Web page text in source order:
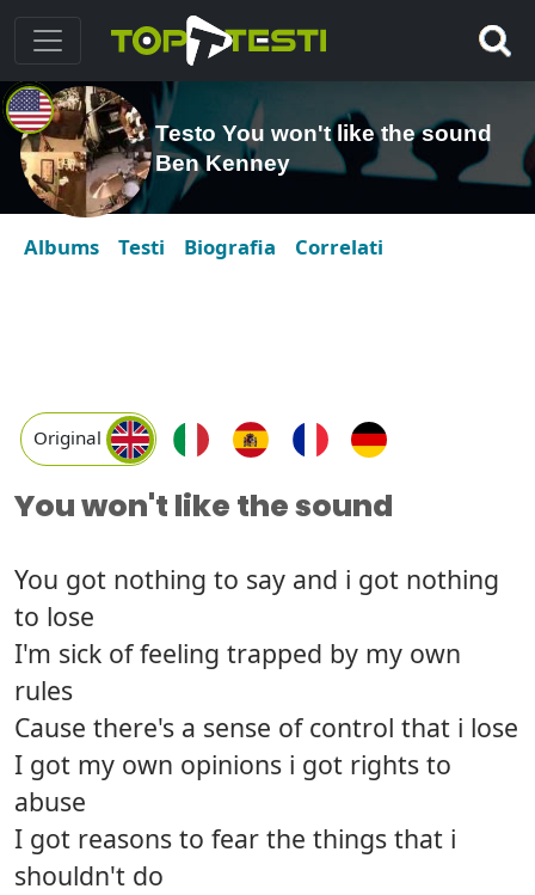
Testo You won't like the sound
Ben Kenney
Albums Testi Biografia Correlati
Original
You won't like the sound
You got nothing to say and i got nothing
to lose
I'm sick of feeling trapped by my own
rules
Cause there's a sense of control that i lose
I got my own opinions i got rights to
abuse
I got reasons to fear the things that i
shouldn't do